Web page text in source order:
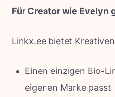
Für Creator wie Evelyn
Linkx.ee bietet
Einen einzigen Bio-
eigenen Marke passt